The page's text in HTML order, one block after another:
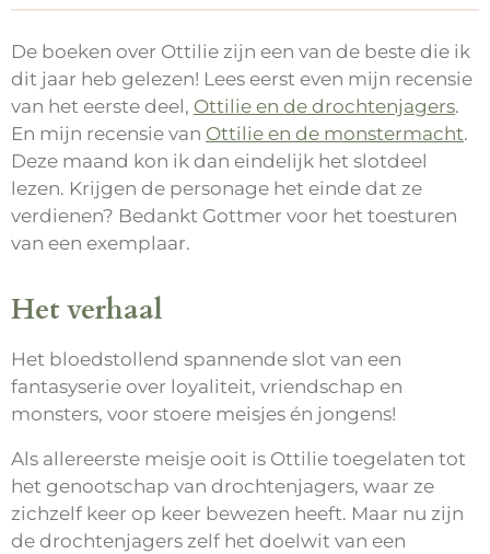
De boeken over Ottilie zijn een van de beste die ik
dit jaar heb gelezen! Lees eerst even mijn recensie
van het eerste deel, Ottilie en de drochtenjagers.
En mijn recensie van Ottilie en de monstermacht.
Deze maand kon ik dan eindelijk het slotdeel
lezen. Krijgen de personage het einde dat ze
verdienen? Bedankt Gottmer voor het toesturen
van een exemplaar.
Het verhaal
Het bloedstollend spannende slot van een
fantasyserie over loyaliteit, vriendschap en
monsters, voor stoere meisjes én jongens!
Als allereerste meisje ooit is Ottilie toegelaten tot
het genootschap van drochtenjagers, waar ze
zichzelf keer op keer bewezen heeft. Maar nu zijn
de drochtenjagers zelf het doelwit van een